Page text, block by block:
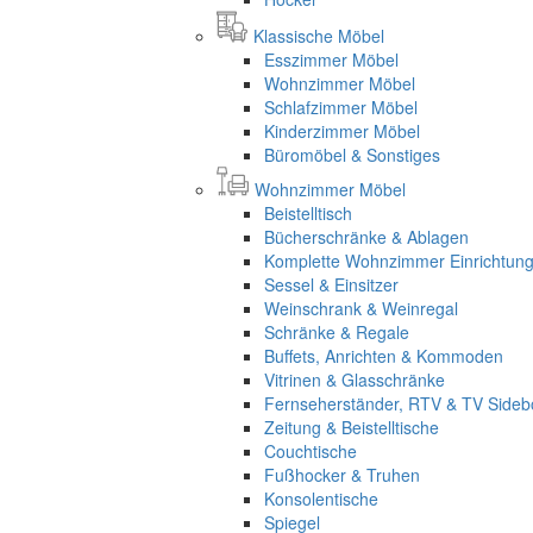
Klassische Möbel
Esszimmer Möbel
Wohnzimmer Möbel
Schlafzimmer Möbel
Kinderzimmer Möbel
Büromöbel & Sonstiges
Wohnzimmer Möbel
Beistelltisch
Bücherschränke & Ablagen
Komplette Wohnzimmer Einrichtung
Sessel & Einsitzer
Weinschrank & Weinregal
Schränke & Regale
Buffets, Anrichten & Kommoden
Vitrinen & Glasschränke
Fernseherständer, RTV & TV
Zeitung & Beistelltische
Couchtische
Fußhocker & Truhen
Konsolentische
Spiegel